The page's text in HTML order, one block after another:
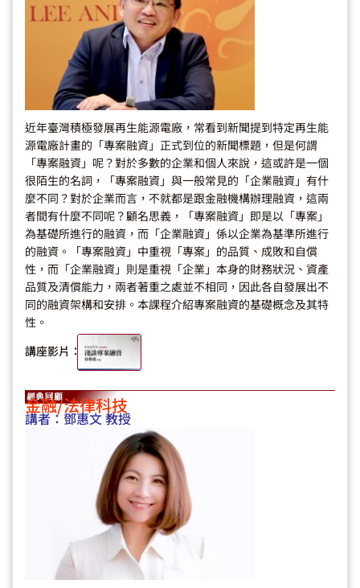
近年臺灣積極發展再生能源電廠，常看到新聞提到特定再生能
源電廠計畫的「專案融資」正式到位的新聞標題，但是何謂
「專案融資」呢？對於多數的企業和個人來說，這或許是一個
很陌生的名詞，「專案融資」與一般常見的「企業融資」有什
麼不同？對於企業而言，不就都是跟金融機構辦理融資，這兩
者間有什麼不同呢？顧名思義，「專案融資」即是以「專案」
為基礎所進行的融資，而「企業融資」係以企業為基準所進行
的融資。「專案融資」中重視「專案」的品質、成敗和自償
性，而「企業融資」則是重視「企業」本身的財務狀況、資產
品質及清償能力，兩者著重之處並不相同，因此各自發展出不
同的融資架構和安排。本課程介紹專案融資的基礎概念及其特
性。
講座影片：
金融/法律科技
講者： 鄧惠文 教授